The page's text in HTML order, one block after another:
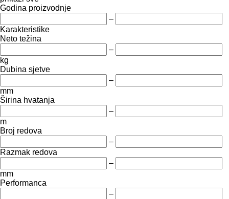
Godina proizvodnje
–
Karakteristike
Neto težina
–
kg
Dubina sjetve
–
mm
Širina hvatanja
–
m
Broj redova
–
Razmak redova
–
mm
Performanca
–